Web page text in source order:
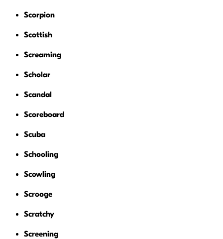
Scorpion
Scottish
Screaming
Scholar
Scandal
Scoreboard
Scuba
Schooling
Scowling
Scrooge
Scratchy
Screening